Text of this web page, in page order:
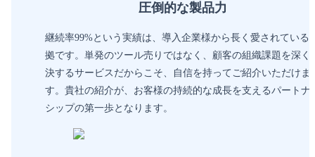
圧倒的な製品力
継続率99%という実績は、導入企業様から長く愛されている
拠です。単発のツール売りではなく、顧客の組織課題を深く
決するサービスだからこそ、自信を持ってご紹介いただけま
す。貴社の紹介が、お客様の持続的な成長を支えるパートナ
シップの第一歩となります。